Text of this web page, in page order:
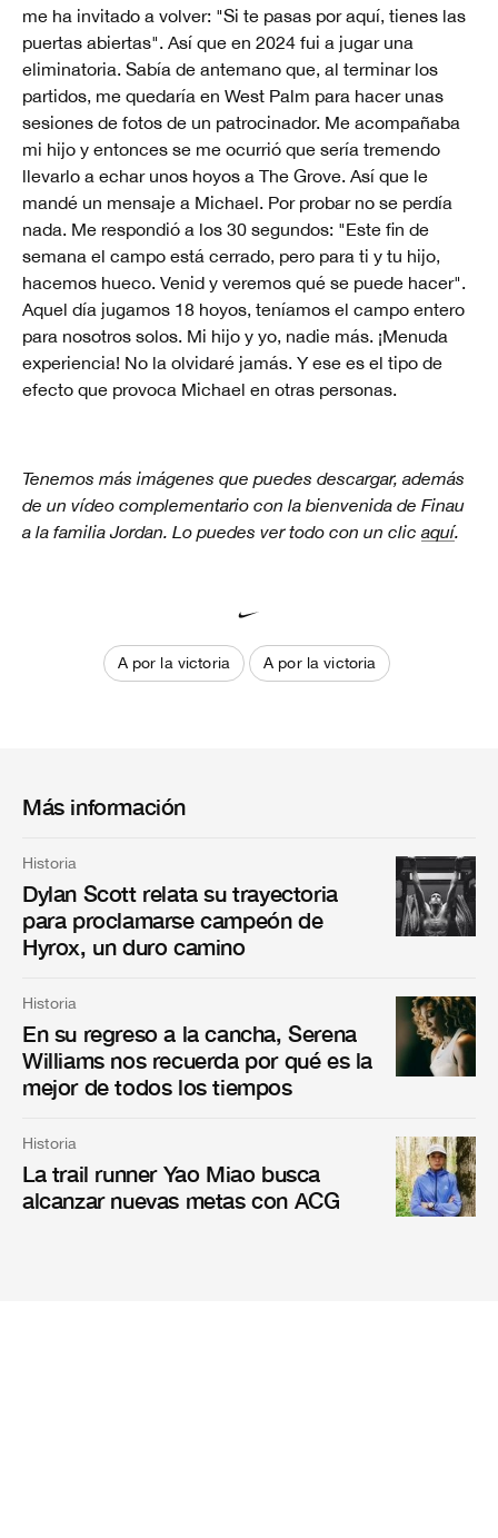
me ha invitado a volver: "Si te pasas por aquí, tienes las
puertas abiertas". Así que en 2024 fui a jugar una
eliminatoria. Sabía de antemano que, al terminar los
partidos, me quedaría en West Palm para hacer unas
sesiones de fotos de un patrocinador. Me acompañaba
mi hijo y entonces se me ocurrió que sería tremendo
llevarlo a echar unos hoyos a The Grove. Así que le
mandé un mensaje a Michael. Por probar no se perdía
nada. Me respondió a los 30 segundos: "Este fin de
semana el campo está cerrado, pero para ti y tu hijo,
hacemos hueco. Venid y veremos qué se puede hacer".
Aquel día jugamos 18 hoyos, teníamos el campo entero
para nosotros solos. Mi hijo y yo, nadie más. ¡Menuda
experiencia! No la olvidaré jamás. Y ese es el tipo de
efecto que provoca Michael en otras personas.
Tenemos más imágenes que puedes descargar, además
de un vídeo complementario con la bienvenida de Finau
a la familia Jordan. Lo puedes ver todo con un clic aquí.
A por la victoria A por la victoria
Más información
Historia
Dylan Scott relata su trayectoria
para proclamarse campeón de
Hyrox, un duro camino
Historia
En su regreso a la cancha, Serena
Williams nos recuerda por qué es la
mejor de todos los tiempos
Historia
La trail runner Yao Miao busca
alcanzar nuevas metas con ACG